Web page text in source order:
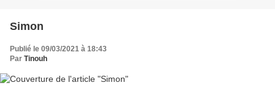
Simon
Publié le 09/03/2021 à 18:43
Par Tinouh